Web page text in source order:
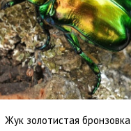
Жук золотистая бронзовка